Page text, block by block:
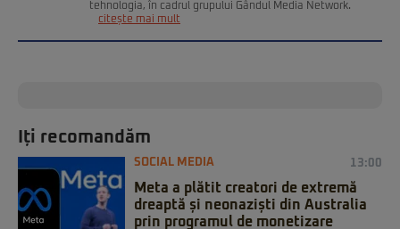
tehnologia, în cadrul grupului Gândul Media Network.
citește mai mult
Iți recomandăm
SOCIAL MEDIA 13:00
Meta a plătit creatori de extremă
dreaptă și neonaziști din Australia
prin programul de monetizare